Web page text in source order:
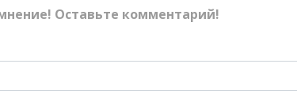
Оставьте комментарий!